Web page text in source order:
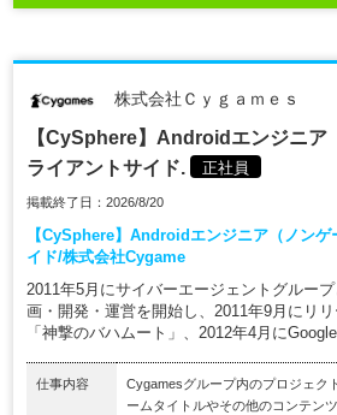
株式会社Ｃｙｇａｍｅｓ
【CySphere】Androidエンジニア
ライアントサイド.
正社員
掲載終了日：2026/8/20
【CySphere】Androidエンジニア（ノン
イド/株式会社Cygame
2011年5月にサイバーエージェントグルー
画・開発・運営を開始し、2011年9月にリ
「神撃のバハムート」、2012年4月に
仕事内容
Cygamesグループ内のプロジェク
ームタイトルやその他のコンテン